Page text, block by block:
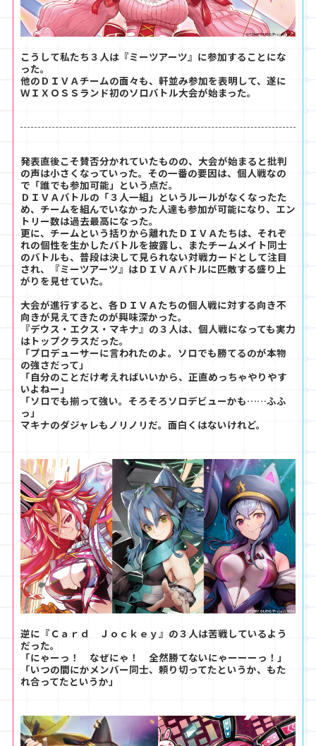
こうして私たち３人は『ミーツアーツ』に参加することにな
った。
他のＤＩＶＡチームの面々も、軒並み参加を表明して、遂に
ＷＩＸＯＳＳランド初のソロバトル大会が始まった。
発表直後こそ賛否分かれていたものの、大会が始まると批判
の声は小さくなっていった。その一番の要因は、個人戦なの
で「誰でも参加可能」という点だ。
ＤＩＶＡバトルの「３人一組」というルールがなくなったた
め、チームを組んでいなかった人達も参加が可能になり、エン
トリー数は過去最高になった。
更に、チームという括りから離れたＤＩＶＡたちは、それぞ
れの個性を生かしたバトルを披露し、またチームメイト同士
のバトルも、普段は決して見られない対戦カードとして注目
され、『ミーツアーツ』はＤＩＶＡバトルに匹敵する盛り上
がりを見せていた。
大会が進行すると、各ＤＩＶＡたちの個人戦に対する向き不
向きが見えてきたのが興味深かった。
『デウス・エクス・マキナ』の３人は、個人戦になっても実力
はトップクラスだった。
「プロデューサーに言われたのよ。ソロでも勝てるのが本物
の強さだって」
「自分のことだけ考えればいいから、正直めっちゃやりやす
いよねー」
「ソロでも揃って強い。そろそろソロデビューかも……ふふ
っ」
マキナのダジャレもノリノリだ。面白くはないけれど。
逆に『Ｃａｒｄ Ｊｏｃｋｅｙ』の３人は苦戦しているよう
だった。
「にゃーっ！ なぜにゃ！ 全然勝てないにゃーーーっ！」
「いつの間にかメンバー同士、頼り切ってたというか、もた
れ合ってたというか」